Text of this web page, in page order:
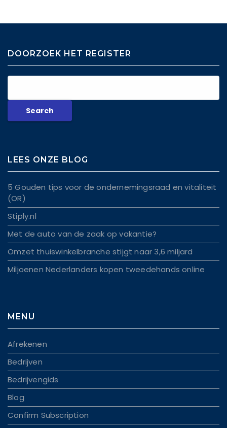
DOORZOEK HET REGISTER
LEES ONZE BLOG
5 Gouden tips voor de ondernemingsraad en vitaliteit
(OR)
Stiply.nl
Met de auto van de zaak op vakantie?
Omzet thuiswinkelbranche stijgt naar 3,6 miljard
Miljoenen Nederlanders kopen tweedehands online
MENU
Afrekenen
Bedrijven
Bedrijvengids
Blog
Confirm Subscription